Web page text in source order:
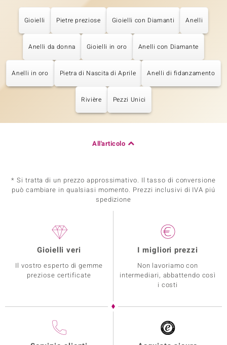
Gioielli Pietre preziose Gioielli con Diamanti Anelli
Anelli da donna Gioielli in oro Anelli con Diamante
Anelli in oro Pietra di Nascita di Aprile Anelli di fidanzamento
Rivière Pezzi Unici
All'articolo
* Si tratta di un prezzo approssimativo. Il tasso di conversione
può cambiare in qualsiasi momento. Prezzi inclusivi di IVA piú
spedizione
Gioielli veri
Il vostro esperto di gemme
preziose certificate
I migliori prezzi
Non lavoriamo con
intermediari, abbattendo così
i costi